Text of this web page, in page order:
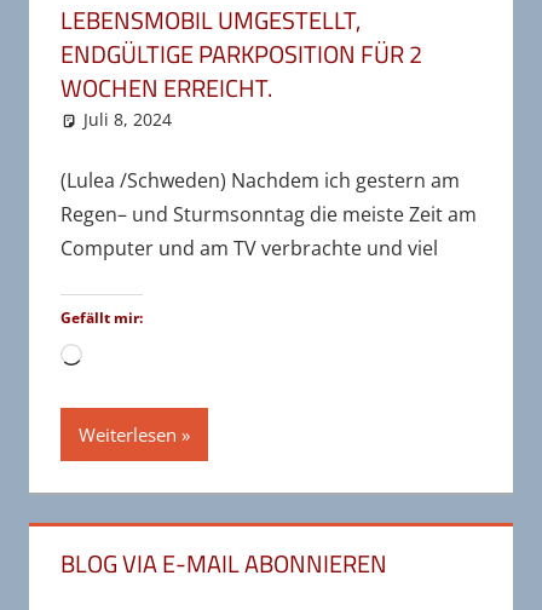
LEBENSMOBIL UMGESTELLT,
ENDGÜLTIGE PARKPOSITION FÜR 2
WOCHEN ERREICHT.
Juli 8, 2024
(Lulea /Schweden) Nachdem ich gestern am
Regen– und Sturmsonntag die meiste Zeit am
Computer und am TV verbrachte und viel
Gefällt mir:
Wird
Weiterlesen
BLOG VIA E-MAIL ABONNIEREN